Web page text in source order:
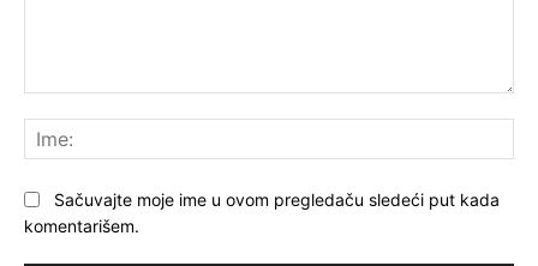
Sačuvajte moje ime u ovom pregledaču sledeći put kada
komentarišem.